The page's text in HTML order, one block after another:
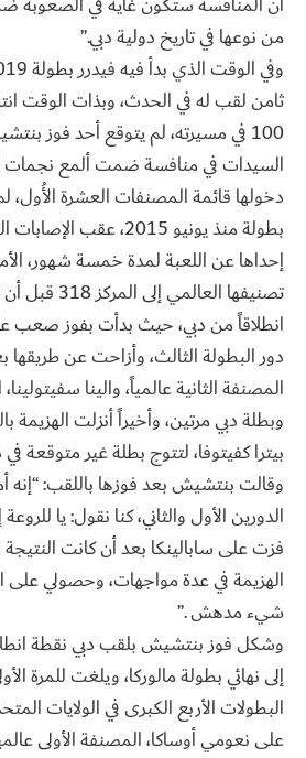
من نوعها في تاريخ دولية دبي.”
ثامن لقب له في الحدث، وبذات الوقت
100 في مسيرته، لم يتوقع أحد فوز
السيدات في منافسة ضمت ألمع نجمات
دخولها قائمة المصنفات العشرة الأُول،
بطولة منذ يونيو 2015،
إحداها عن اللعبة لمدة خمسة شهور،
تصنيفها
انطلاقاً من دبي، حيث بدأت بفوز صعب
دور البطولة الثالث، وأزاحت عن
المصنفة الثانية عالمياً، والينا
وبطلة دبي مرتين، وأخيراً أنزلت الهزيمة
بيترا كفيتوفا، لتتوج بطلة غير متوقعة
وقالت بنتشيش بعد فوزها باللقب: “إنه
الدورين الأول والثاني، كنا نقول: يا
فزت على سابالينكا بعد أن كانت
الهزيمة في عدة مواجهات، وحصولي على
شيء مدهش .”
وشكل فوز بنتشيش بلقب دبي نقطة
إلى نهائي بطولة مالوركا، ويلغت للمرة
البطولات الأربع الكبرى في الولايات
على نعومي أوساكا، المصنفة الأولى